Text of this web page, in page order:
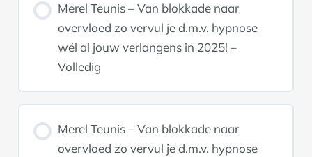
Merel Teunis – Van blokkade naar
overvloed zo vervul je d.m.v. hypnose
wél al jouw verlangens in 2025! –
Volledig
Merel Teunis – Van blokkade naar
overvloed zo vervul je d.m.v. hypnose